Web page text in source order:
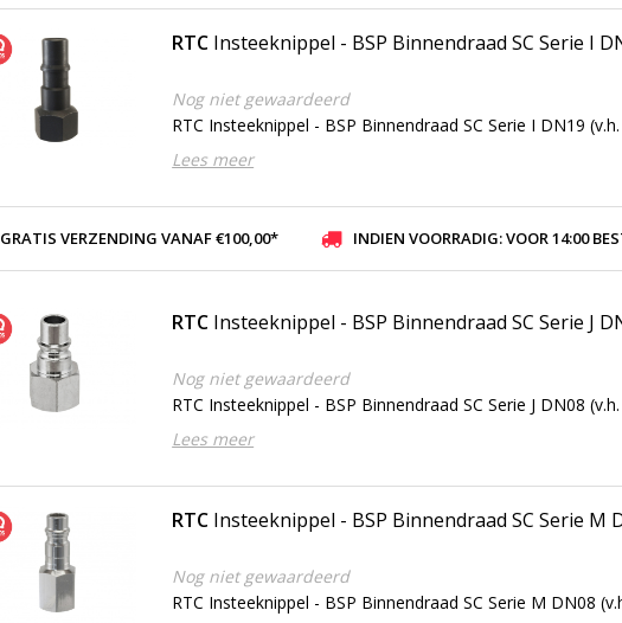
RTC Insteeknippel - BSP Binnendraad SC Serie I
Nog niet gewaardeerd
RTC Insteeknippel - BSP Binnendraad SC Serie I DN19
Lees meer
GRATIS VERZENDING VANAF €100,00* INDIEN VOORRADIG: VOOR 14:00 BESTELD, ZELFDE DAG
RTC Insteeknippel - BSP Binnendraad SC Serie J
Nog niet gewaardeerd
RTC Insteeknippel - BSP Binnendraad SC Serie J DN08
Lees meer
RTC Insteeknippel - BSP Binnendraad SC Serie M
Nog niet gewaardeerd
RTC Insteeknippel - BSP Binnendraad SC Serie M DN08